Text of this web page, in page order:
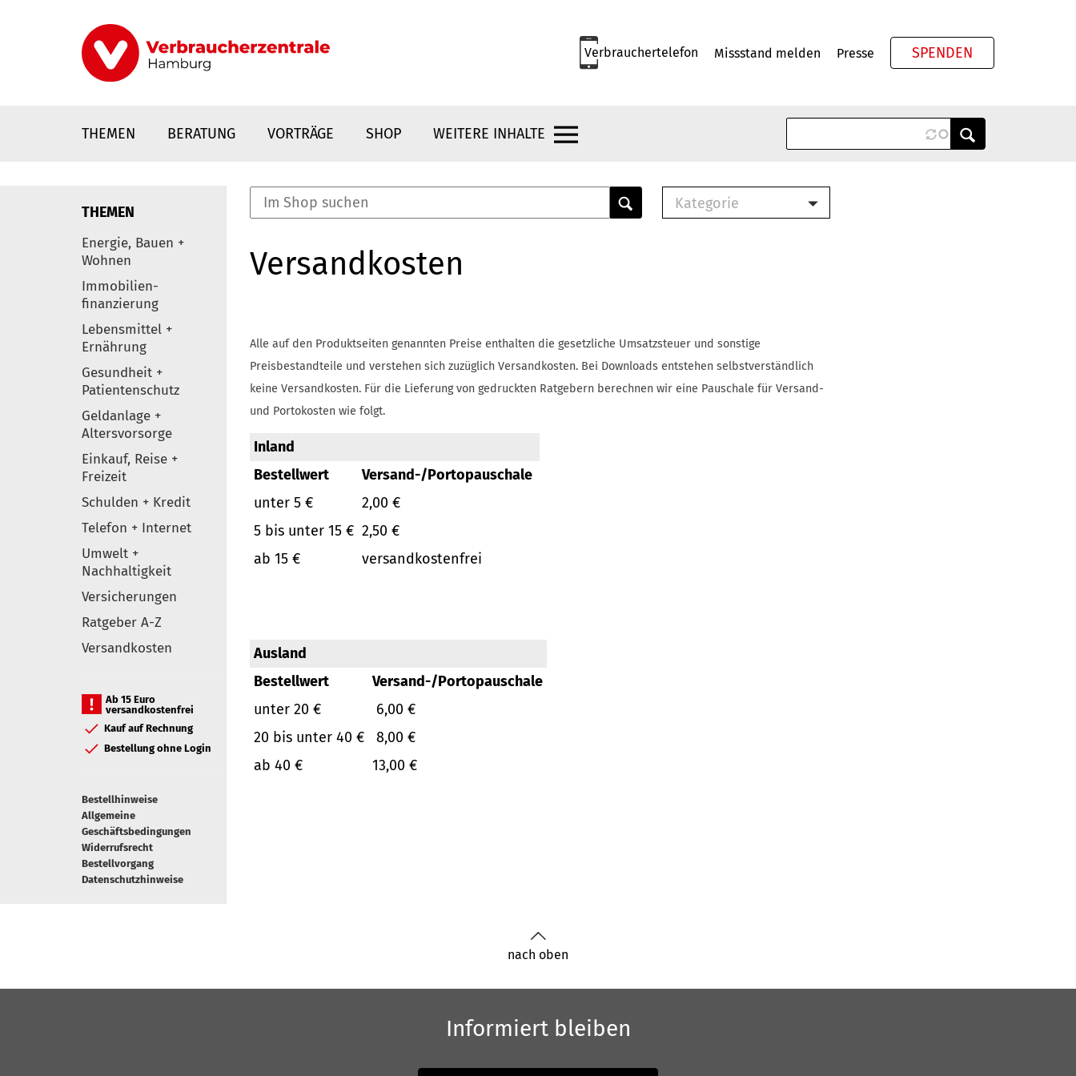
Verbrauchertelefon Missstand melden Presse SPENDEN
THEMEN BERATUNG VORTRÄGE SHOP WEITERE INHALTE
Elemente
THEMEN
Energie, Bauen +
Wohnen
Immobilien-
finanzierung
Lebensmittel +
Ernährung
Gesundheit +
Patientenschutz
Geldanlage +
Altersvorsorge
Einkauf, Reise +
Freizeit
Schulden + Kredit
Telefon + Internet
Umwelt +
Nachhaltigkeit
Versicherungen
Ratgeber A-Z
Versandkosten
Ab 15 Euro
versandkostenfrei
Kauf auf Rechnung
Bestellung ohne Login
Bestellhinweise
Allgemeine
Geschäftsbedingungen
Widerrufsrecht
Bestellvorgang
Datenschutzhinweise
Kategorie
Buch
Versandkosten
Alle auf den Produktseiten genannten Preise enthalten die gesetzliche Umsatzsteuer und sonstige
Preisbestandteile und verstehen sich zuzüglich Versandkosten. Bei Downloads entstehen selbstverständlich
keine Versandkosten. Für die Lieferung von gedruckten Ratgebern berechnen wir eine Pauschale für Versand-
und Portokosten wie folgt.
Inland
Bestellwert
Versand-/Portopauschale
unter 5 €
2,00 €
5 bis unter 15 € 2,50 €
ab 15 €
versandkostenfrei
Ausland
Bestellwert
Versand-/Portopauschale
unter 20 €
6,00 €
20 bis unter 40 €
8,00 €
ab 40 €
13,00 €
nach oben
Informiert bleiben